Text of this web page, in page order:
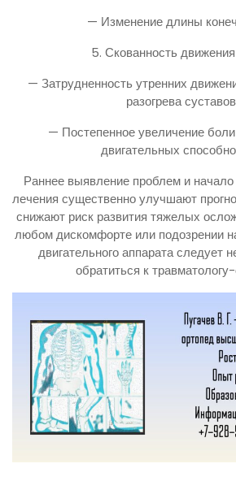
— Изменение длины
5. Скованность
— Затрудненность утренних
разогрева
— Постепенное увеличение боли
двигательных
Раннее выявление проблем и
лечения существенно улучшают
снижают риск развития тяжелых
любом дискомфорте или подозрении
двигательного аппарата следует
обратиться к